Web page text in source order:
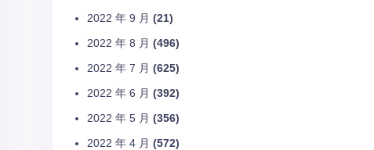
2022 年 9 月 (21)
2022 年 8 月 (496)
2022 年 7 月 (625)
2022 年 6 月 (392)
2022 年 5 月 (356)
2022 年 4 月 (572)